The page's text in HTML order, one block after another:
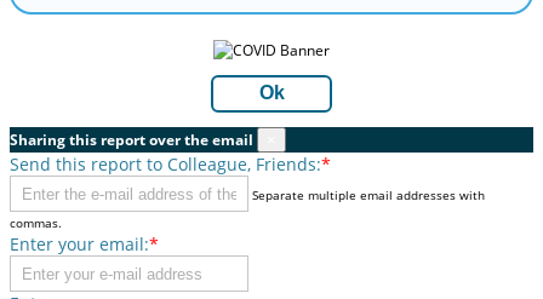
Ok
Sharing this report over the email
Send this report to Colleague, Friends:*
Separate multiple email addresses with
commas.
Enter your email:*